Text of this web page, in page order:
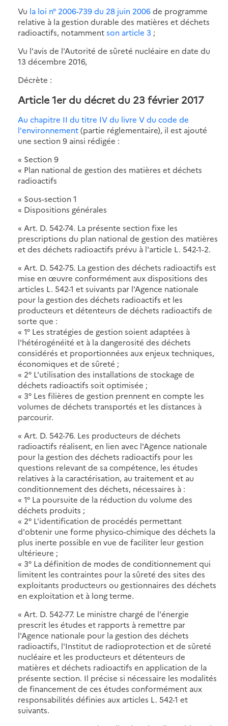
Vu la loi n° 2006-739 du 28 juin 2006de programme
relative à la gestion durable des matières et déchets
radioactifs, notammentson article 3 ;
Vu l'avis de l'Autorité de sûreté nucléaire en date du
13 décembre 2016,
Décrète :
Article 1er du décret du 23 février 2017
Au chapitre II du titre IV du livre V du code de
l'environnement(partie réglementaire), il est ajouté
une section 9 ainsi rédigée :
« Section 9
« Plan national de gestion des matières et déchets
radioactifs
« Sous-section 1
« Dispositions générales
« Art. D. 542-74. La présente section fixe les
prescriptions du plan national de gestion des matières
et des déchets radioactifs prévu à l'article L. 542-1-2.
« Art. D. 542-75. La gestion des déchets radioactifs est
mise en œuvre conformément aux dispositions des
articles L. 542-1 et suivants par l'Agence nationale
pour la gestion des déchets radioactifs et les
producteurs et détenteurs de déchets radioactifs de
sorte que :
« 1° Les stratégies de gestion soient adaptées à
l'hétérogénéité et à la dangerosité des déchets
considérés et proportionnées aux enjeux techniques,
économiques et de sûreté ;
« 2° L'utilisation des installations de stockage de
déchets radioactifs soit optimisée ;
« 3° Les filières de gestion prennent en compte les
volumes de déchets transportés et les distances à
parcourir.
« Art. D. 542-76. Les producteurs de déchets
radioactifs réalisent, en lien avec l'Agence nationale
pour la gestion des déchets radioactifs pour les
questions relevant de sa compétence, les études
relatives à la caractérisation, au traitement et au
conditionnement des déchets, nécessaires à :
« 1° La poursuite de la réduction du volume des
déchets produits ;
« 2° L'identification de procédés permettant
d'obtenir une forme physico-chimique des déchets la
plus inerte possible en vue de faciliter leur gestion
ultérieure ;
« 3° La définition de modes de conditionnement qui
limitent les contraintes pour la sûreté des sites des
exploitants producteurs ou gestionnaires des déchets
en exploitation et à long terme.
« Art. D. 542-77. Le ministre chargé de l'énergie
prescrit les études et rapports à remettre par
l'Agence nationale pour la gestion des déchets
radioactifs, l'Institut de radioprotection et de sûreté
nucléaire et les producteurs et détenteurs de
matières et déchets radioactifs en application de la
présente section. Il précise si nécessaire les modalités
de financement de ces études conformément aux
responsabilités définies aux articles L. 542-1 et
suivants.